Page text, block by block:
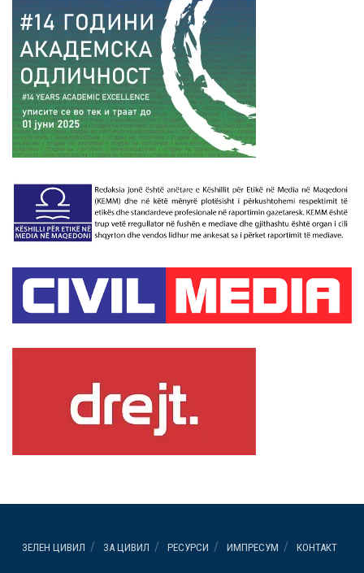
ЗЕЛЕН ЦИВИЛ ЗА ЦИВИЛ РЕСУРСИ ИМПРЕСУМ КОНТАКТ